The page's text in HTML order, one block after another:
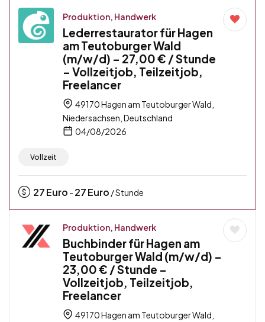
Produktion, Handwerk
Lederrestaurator für Hagen
am Teutoburger Wald
(m/w/d) – 27,00 € / Stunde
– Vollzeitjob, Teilzeitjob,
Freelancer
49170 Hagen am Teutoburger Wald,
Niedersachsen, Deutschland
04/08/2026
Vollzeit
27Euro - 27Euro / Stunde
Produktion, Handwerk
Buchbinder für Hagen am
Teutoburger Wald (m/w/d) –
23,00 € / Stunde –
Vollzeitjob, Teilzeitjob,
Freelancer
49170 Hagen am Teutoburger Wald,